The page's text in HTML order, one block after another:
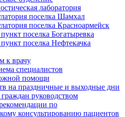
лаборатория
поселка Шамхал
поселка Красноармейск
поселка Богатыревка
поселка Нефтекачка
к врачу
специалистов
помощи
на праздничные и выходные дни
руководством
по
консультированию пациентов